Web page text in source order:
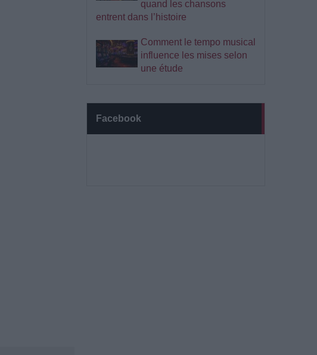
quand les chansons
entrent dans l’histoire
Comment le tempo musical
influence les mises selon
une étude
Facebook